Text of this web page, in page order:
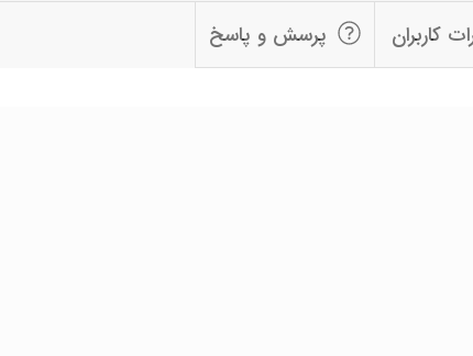
کاربران پرسش و پاسخ